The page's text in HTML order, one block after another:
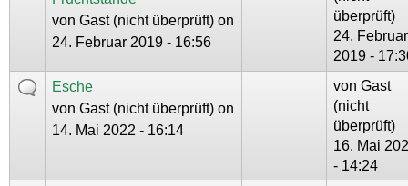
von Gast (nicht überprüft) on
24. Februar 2019 - 16:56
überprüft)
24. Februar
2019 -
Esche
von Gast (nicht überprüft) on
14. Mai 2022 - 16:14
von Gast
(nicht
überprüft)
16. Mai
- 14:24